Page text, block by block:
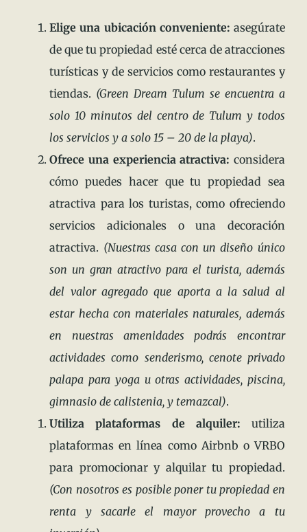
Elige una ubicación conveniente: asegúrate
de que tu propiedad esté cerca de atracciones
turísticas y de servicios como restaurantes y
tiendas. (Green Dream Tulum se encuentra a
solo 10 minutos del centro de Tulum y todos
los servicios y a solo 15 – 20 de la playa).
Ofrece una experiencia atractiva: considera
cómo puedes hacer que tu propiedad sea
atractiva para los turistas, como ofreciendo
servicios adicionales o una decoración
atractiva. (Nuestras casa con un diseño único
son un gran atractivo para el turista, además
del valor agregado que aporta a la salud al
estar hecha con materiales naturales, además
en nuestras amenidades podrás encontrar
actividades como senderismo, cenote privado
palapa para yoga u otras actividades, piscina,
gimnasio de calistenia, y temazcal).
Utiliza plataformas de alquiler: utiliza
plataformas en línea como Airbnb o VRBO
para promocionar y alquilar tu propiedad.
(Con nosotros es posible poner tu propiedad en
renta y sacarle el mayor provecho a tu